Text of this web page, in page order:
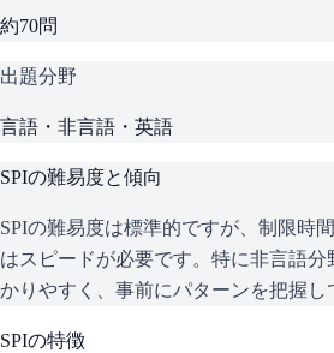
約70問
出題分野
言語・非言語・英語
SPIの難易度と傾向
SPIの難易度は標準的ですが、制限時
はスピードが必要です。特に非言語
かりやすく、事前にパターンを把握し
SPIの特徴